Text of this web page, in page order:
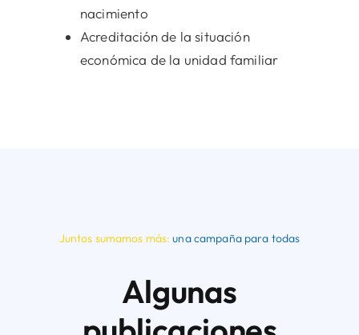
nacimiento
Acreditación de la situación
económica de la unidad familiar
Juntos sumamos más:una campaña para todas
Algunas